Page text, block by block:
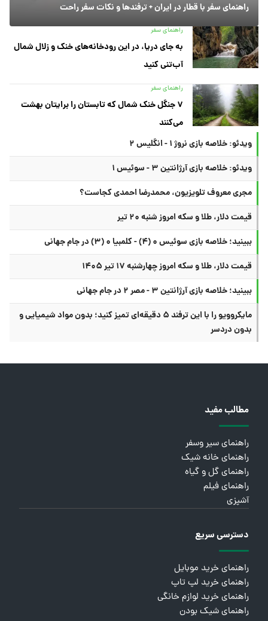
راهنمای سفر با قطار در ایران + ترفندها و نکات سفر راحت
راهنمای سفر
به جای دریا، در این رودخانه‌های خنک و زلال شمال
آب‌تنی کنید
راهنمای سفر
۷ جنگل خنک شمال که تابستان را برایتان بهشت
می‌کنند
ویدئو: خلاصه بازی نروژ ۱ - انگلیس ۲
ویدئو: خلاصه بازی آرژانتین ۳ - سوئیس ۱
مجری معروف تلویزیون، محمدرضا احمدی کجاست؟
قیمت دلار، طلا و سکه امروز شنبه ۲۰ تیر
ببینید؛ خلاصه بازی سوئیس ۰ (۴) - کلمبیا ۰ (۳) در جام جهانی
قیمت دلار، طلا و سکه امروز چهارشنبه ۱۷ تیر ۱۴۰۵
ببینید؛ خلاصه بازی آرژانتین ۳ - مصر ۲ در جام جهانی
مایکروویو را با این ترفند ۵ دقیقه‌ای تمیز کنید؛ بدون مواد شیمیایی و
بدون دردسر
مطالب مفید
راهنمای سیر وسفر
راهنمای خانه شیک
راهنمای گل و گیاه
راهنمای فیلم
آشپزی
دسترسی سریع
راهنمای خرید موبایل
راهنمای خرید لپ تاپ
راهنمای خرید لوازم خانگی
راهنمای شیک بودن